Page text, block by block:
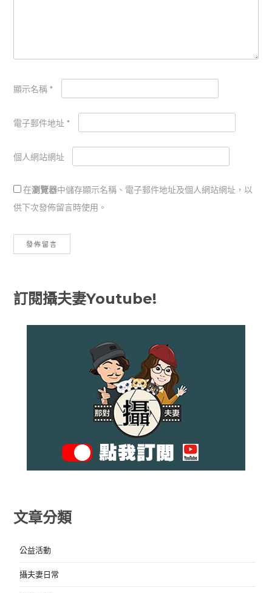
顯示名稱 *
電子郵件地址 *
個人網站網址
在瀏覽器中儲存顯示名稱、電子郵件地址及個人網站網址，以
供下次發佈留言時使用。
訂閱攝夫妻Youtube!
文章分類
公益活動
攝夫妻日常